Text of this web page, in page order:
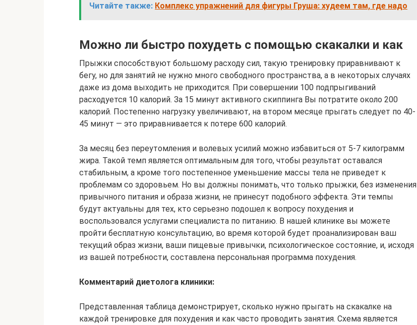
Читайте также: Комплекс упражнений для фигуры Груша: худеем там, где надо
Можно ли быстро похудеть с помощью скакалки и как
Прыжки способствуют большому расходу сил, такую тренировку приравнивают к
бегу, но для занятий не нужно много свободного пространства, а в некоторых случаях
даже из дома выходить не приходится. При совершении 100 подпрыгиваний
расходуется 10 калорий. За 15 минут активного скиппинга Вы потратите около 200
калорий. Постепенно нагрузку увеличивают, на втором месяце прыгать следует по 40-
45 минут — это приравнивается к потере 600 калорий.
За месяц без переутомления и волевых усилий можно избавиться от 5-7 килограмм
жира. Такой темп является оптимальным для того, чтобы результат оставался
стабильным, а кроме того постепенное уменьшение массы тела не приведет к
проблемам со здоровьем. Но вы должны понимать, что только прыжки, без изменения
привычного питания и образа жизни, не принесут подобного эффекта. Эти темпы
будут актуальны для тех, кто серьезно подошел к вопросу похудения и
воспользовался услугами специалиста по питанию. В нашей клинике вы можете
пройти бесплатную консультацию, во время которой будет проанализирован ваш
текущий образ жизни, ваши пищевые привычки, психологическое состояние, и, исходя
из вашей потребности, составлена персональная программа похудения.
Комментарий диетолога клиники:
Представленная таблица демонстрирует, сколько нужно прыгать на скакалке на
каждой тренировке для похудения и как часто проводить занятия. Схема является